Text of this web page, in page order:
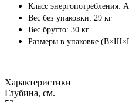
Класс энергопотребления: А
Вес без упаковки: 29 кг
Вес брутто: 30 кг
Размеры в упаковке
Характеристики
Глубина, см.